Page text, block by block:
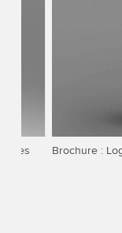
Brochure : Logiciel